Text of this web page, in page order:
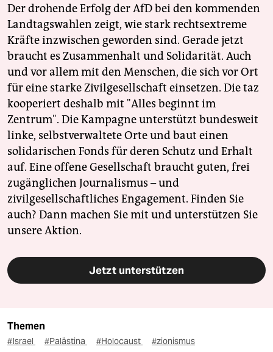
Der drohende Erfolg der AfD bei den kommenden
Landtagswahlen zeigt, wie stark rechtsextreme
Kräfte inzwischen geworden sind. Gerade jetzt
braucht es Zusammenhalt und Solidarität. Auch
und vor allem mit den Menschen, die sich vor Ort
für eine starke Zivilgesellschaft einsetzen. Die taz
kooperiert deshalb mit "Alles beginnt im
Zentrum". Die Kampagne unterstützt bundesweit
linke, selbstverwaltete Orte und baut einen
solidarischen Fonds für deren Schutz und Erhalt
auf. Eine offene Gesellschaft braucht guten, frei
zugänglichen Journalismus – und
zivilgesellschaftliches Engagement. Finden Sie
auch? Dann machen Sie mit und unterstützen Sie
unsere Aktion.
Jetzt unterstützen
Themen
#Israel #Palästina #Holocaust
#zionismus